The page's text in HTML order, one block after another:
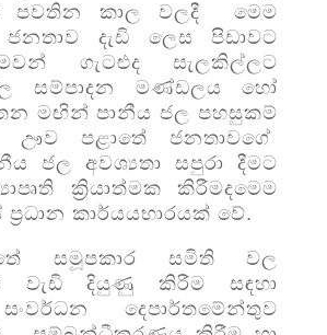
පවතින කාල වලදී මෙම
ජනතාව දැඩි ලෙස පිඩාවට
ගැටළුද සැලකිල්ලට
සම්පාදන මණ්ඩලය හෝ
මඟින් පානීය ජල පහසුකම්
පළාතේ ජනතාවගේ
ජල අවශ්‍යතා සපුරා දීමට
ක්‍රියාත්මක කිරීමදමෙම
ප්‍රධාන කාර්යයභාරයක් වේ.
සමූපකාර සමිති වල
වැඩි දියුණු කිරීම සඳහා
දෙපාර්තමේන්තුව